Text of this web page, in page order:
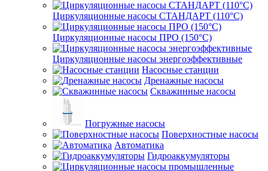
Циркуляционные насосы СТАНДАРТ (110°C)
Циркуляционные насосы ПРО (150°C)
Циркуляционные насосы энергоэффективные
Насосные станции
Дренажные насосы
Скважинные насосы
Погружные насосы
Поверхностные насосы
Автоматика
Гидроаккумуляторы